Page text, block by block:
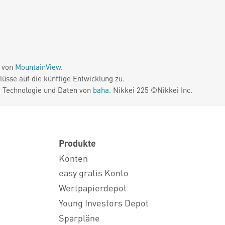
MountainView.
auf die künftige Entwicklung zu.
und Daten von baha. Nikkei 225 ©Nikkei Inc.
Produkte
Konten
easy gratis Konto
Wertpapierdepot
Young Investors Depot
Sparpläne